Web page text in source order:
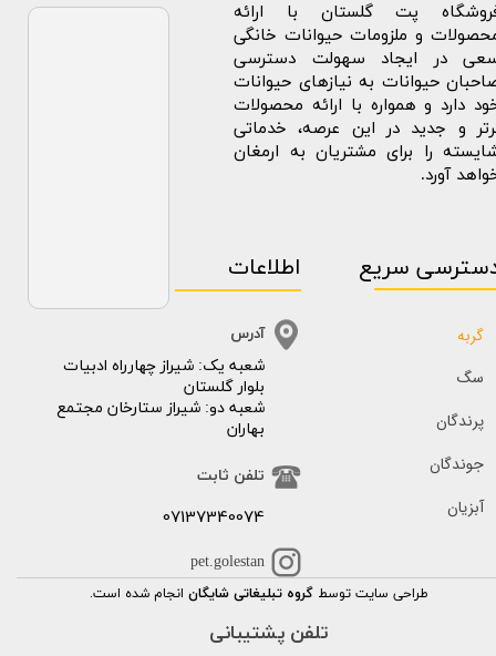
پت گلستان با ارائه
و ملزومات حیوانات خانگی
در ایجاد سهولت دسترسی
حیوانات به نیازهای حیوانات
دارد و همواره با ارائه محصولات
و جدید در این عرصه، خدماتی
را برای مشتریان به ارمغان
آورد.
سریع
گربه
سگ
پرندگان
جوندگان
آبزیان
​​شعبه یک: شیراز چهارراه ادبیات
بلوار گلستان
شعبه دو: شیراز ستارخان مجتمع
بهاران
اطلاعات
آدرس
تلفن ثابت
07137340074
pet.golestan
طراحی سایت توسط گروه تبلیغاتی شایگان انجام شده است.
تلفن پشتیبانی